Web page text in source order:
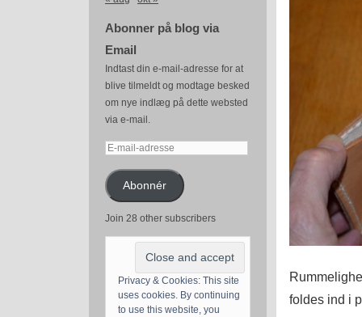
Abonner på blog via
Email
Indtast din e-mail-adresse for at
blive tilmeldt og modtage besked
om nye indlæg på dette websted
via e-mail.
E-
adresseAbonnér
Join 28 other subscribers
Privacy & Cookies: This site
uses cookies. By continuing
to use this website, you
foldes ind i